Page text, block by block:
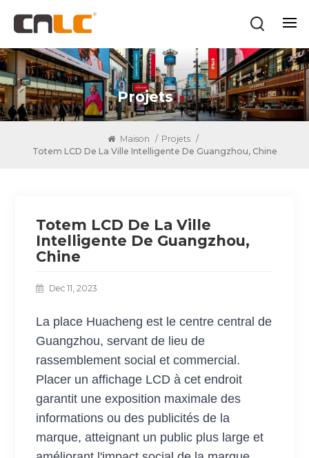
Projets
Maison / Projets /
Totem LCD De La Ville Intelligente De Guangzhou, Chine
Totem LCD De La Ville
Intelligente De Guangzhou,
Chine
Dec 11, 2023
La place Huacheng est le centre central de
Guangzhou, servant de lieu de
rassemblement social et commercial.
Placer un affichage LCD à cet endroit
garantit une exposition maximale des
informations ou des publicités de la
marque, atteignant un public plus large et